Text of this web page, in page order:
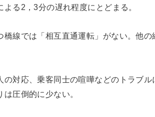
る2，3分の遅れ程度にとどまる。
線では「相互直通運転」がない。他
の対応、乗客同士の喧嘩などのトラブ
圧倒的に少ない。